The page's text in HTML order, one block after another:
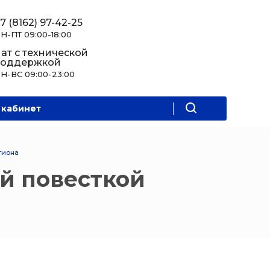
(8162) 97-42-25
ПТ 09:00-18:00
с технической
ВС 09:00-23:00
повесткой